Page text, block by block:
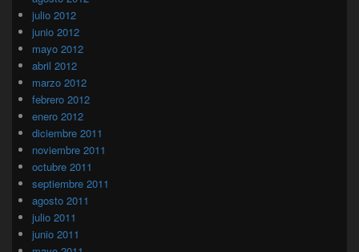
julio 2012
junio 2012
mayo 2012
abril 2012
marzo 2012
febrero 2012
enero 2012
diciembre 2011
noviembre 2011
octubre 2011
septiembre 2011
agosto 2011
julio 2011
junio 2011